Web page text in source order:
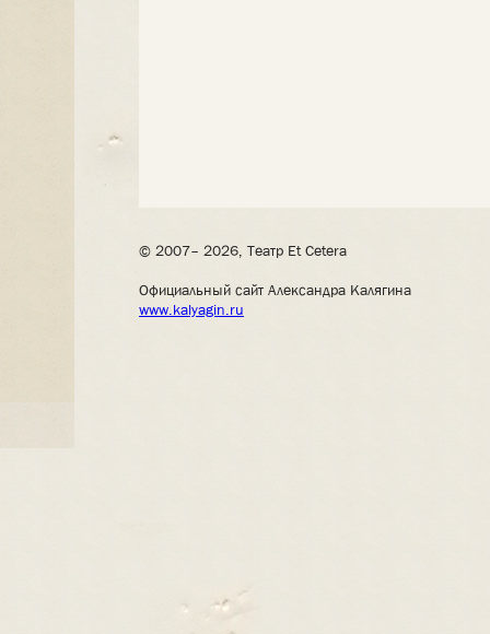
© 2007– 2026, Театр Et Cetera
Официальный сайт Александра Калягина
www.kalyagin.ru